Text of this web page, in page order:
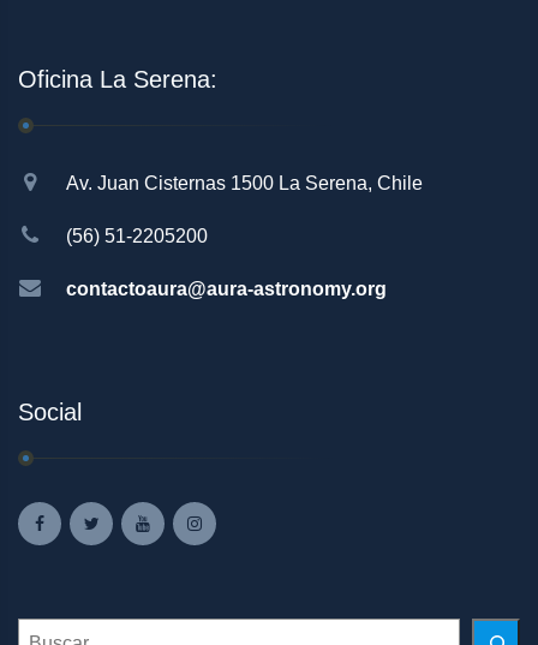
Oficina La Serena:
Av. Juan Cisternas 1500 La Serena, Chile
(56) 51-2205200
contactoaura@aura-astronomy.org
Social
Search